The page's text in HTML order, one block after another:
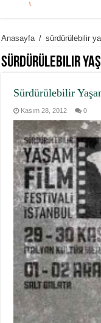
Anasayfa / sürdürülebilir
sürdürülebilir
Sürdürülebilir
Kasım 28, 2012 0